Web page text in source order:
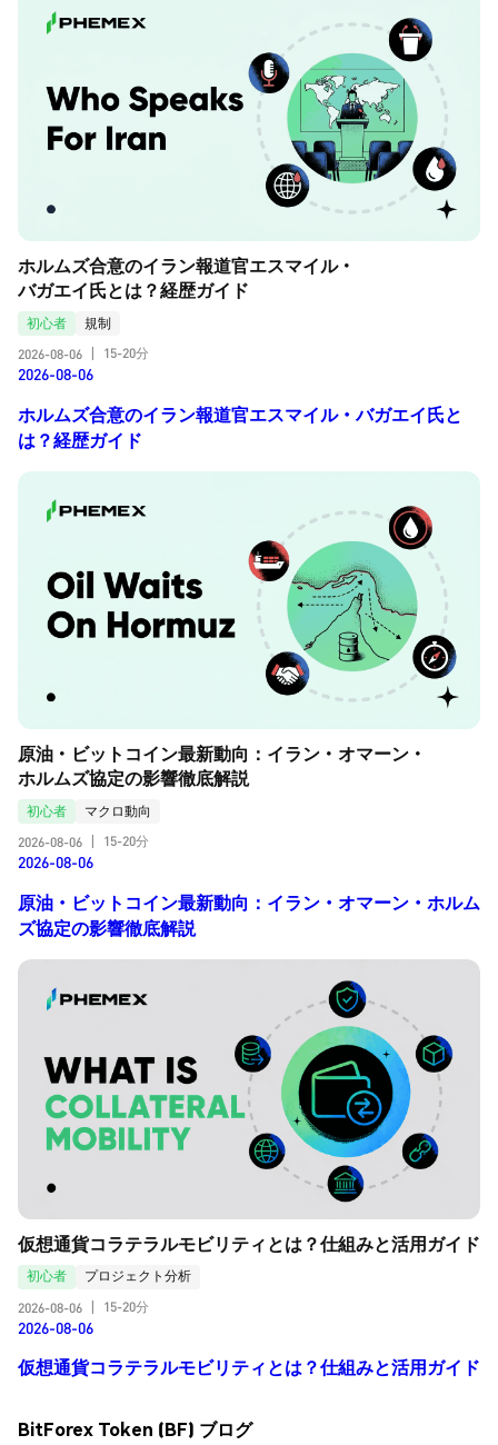
ホルムズ合意のイラン報道官エスマイル・
バガエイ氏とは？経歴ガイド
初心者
規制
2026-08-06
15-20分
2026-08-06
ホルムズ合意のイラン報道官エスマイル・バガエイ氏と
は？経歴ガイド
原油・ビットコイン最新動向：イラン・オマーン・
ホルムズ協定の影響徹底解説
初心者
マクロ動向
2026-08-06
15-20分
2026-08-06
原油・ビットコイン最新動向：イラン・オマーン・ホルム
ズ協定の影響徹底解説
仮想通貨コラテラルモビリティとは？仕組みと活用ガイド
初心者
プロジェクト分析
2026-08-06
15-20分
2026-08-06
仮想通貨コラテラルモビリティとは？仕組みと活用ガイド
BitForex Token (BF) ブログ